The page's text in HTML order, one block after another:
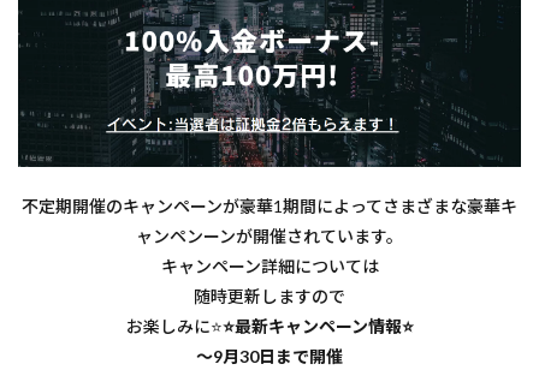
入金ボ
1.5.4
ョン機
いて
不定期開催のキャンペーンが豪華1期間によってさまざまな豪華キ
ャンペンーンが開催されています。
キャンペーン詳細については
随時更新しますので
お楽しみに⭐⭐最新キャンペーン情報⭐
～9月30日まで開催